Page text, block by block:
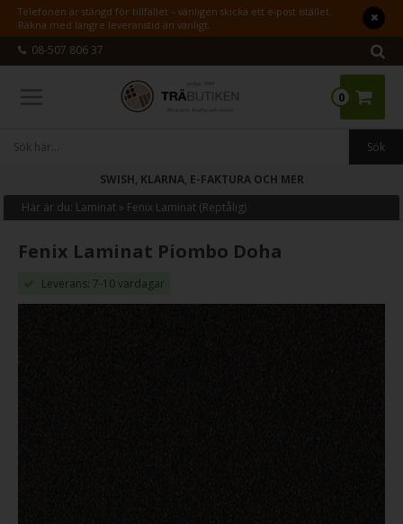
Telefonen är stängd för tillfället – vänligen skicka ett e-post istället.
Räkna med längre leveranstid än vanligt.
08-507 806 37
0
SWISH, KLARNA, E-FAKTURA OCH MER
Här är du: Laminat » Fenix Laminat (Reptålig)
Fenix Laminat Piombo Doha
Leverans: 7-10 vardagar